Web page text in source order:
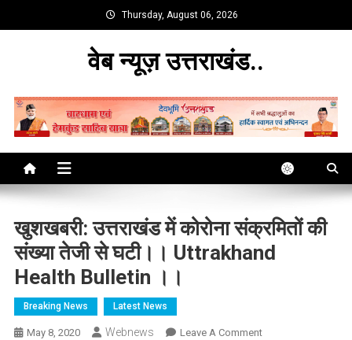
to
Thursday, August 06, 2026
वेब न्यूज़ उत्तराखंड..
खुशखबरी: उत्तराखंड में कोरोना संक्रमितों की
संख्या तेजी से घटी।। Uttrakhand
Health Bulletin ।।
Breaking News Latest News
May 8, 2020 Webnews Leave A CommentOn